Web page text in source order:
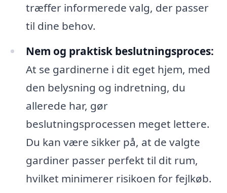
træffer informerede valg, der passer
til dine behov.
Nem og praktisk beslutningsproces:
At se gardinerne i dit eget hjem, med
den belysning og indretning, du
allerede har, gør
beslutningsprocessen meget lettere.
Du kan være sikker på, at de valgte
gardiner passer perfekt til dit rum,
hvilket minimerer risikoen for fejlkøb.